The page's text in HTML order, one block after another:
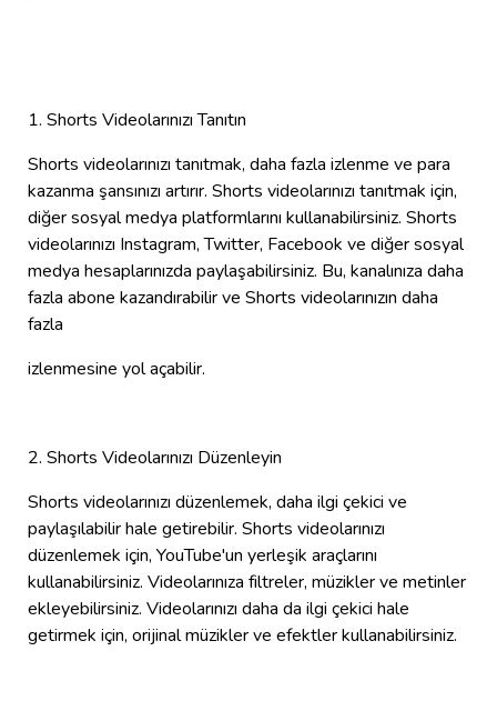
1. Shorts Videolarınızı Tanıtın
Shorts videolarınızı tanıtmak, daha fazla izlenme ve para
kazanma şansınızı artırır. Shorts videolarınızı tanıtmak için,
diğer sosyal medya platformlarını kullanabilirsiniz. Shorts
videolarınızı Instagram, Twitter, Facebook ve diğer sosyal
medya hesaplarınızda paylaşabilirsiniz. Bu, kanalınıza daha
fazla abone kazandırabilir ve Shorts videolarınızın daha
fazla
izlenmesine yol açabilir.
2. Shorts Videolarınızı Düzenleyin
Shorts videolarınızı düzenlemek, daha ilgi çekici ve
paylaşılabilir hale getirebilir. Shorts videolarınızı
düzenlemek için, YouTube'un yerleşik araçlarını
kullanabilirsiniz. Videolarınıza filtreler, müzikler ve metinler
ekleyebilirsiniz. Videolarınızı daha da ilgi çekici hale
getirmek için, orijinal müzikler ve efektler kullanabilirsiniz.